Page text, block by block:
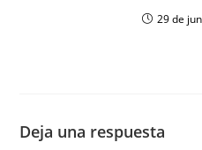
29 de
Deja una respuesta